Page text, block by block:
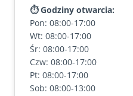
⏱ Godziny otwarcia:
Pon: 08:00-17:00
Wt: 08:00-17:00
Śr: 08:00-17:00
Czw: 08:00-17:00
Pt: 08:00-17:00
Sob: 08:00-13:00